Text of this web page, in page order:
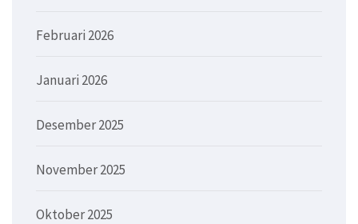
Februari 2026
Januari 2026
Desember 2025
November 2025
Oktober 2025